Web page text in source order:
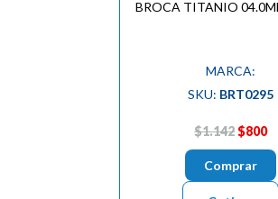
BROCA TITANIO
MARCA:
SKU: BRT0295
$1.142$800
Comprar